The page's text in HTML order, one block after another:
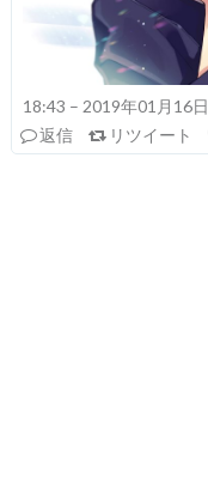
18:43 – 2019年01月16日
返信
リツイート